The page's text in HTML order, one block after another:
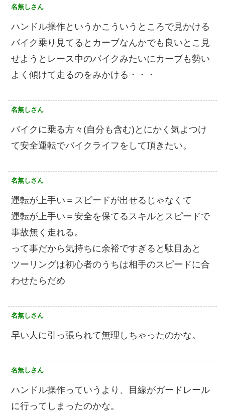
名無しさん
ハンドル操作というかこういうところで見かける
バイク乗り見てるとカーブなんかでも良いとこ見
せようとレース中のバイクみたいにカーブも勢い
よく傾けて走るのをみかける・・・
名無しさん
バイクに乗る方々(自分も含む)とにかく気よつけ
て安全運転でバイクライフをして頂きたい。
名無しさん
運転が上手い＝スピードが出せるじゃなくて
運転が上手い＝安全を保てるスキルとスピードで
事故無く走れる。
って事だから気持ちに余裕ですぎると駄目あと
ツーリングは初心者のうちは相手のスピードに合
わせたらだめ
名無しさん
早い人に引っ張られて無理しちゃったのかな。
名無しさん
ハンドル操作っていうより、目線がガードレール
に行ってしまったのかな。